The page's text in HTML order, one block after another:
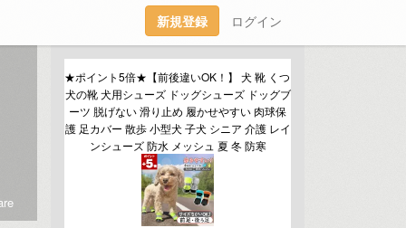
新規登録 ログイン
★ポイント5倍★【前後違いOK！】 犬 靴 くつ
犬の靴 犬用シューズ ドッグシューズ ドッグブ
ーツ 脱げない 滑り止め 履かせやすい 肉球保
護 足カバー 散歩 小型犬 子犬 シニア 介護 レイ
ンシューズ 防水 メッシュ 夏 冬 防寒